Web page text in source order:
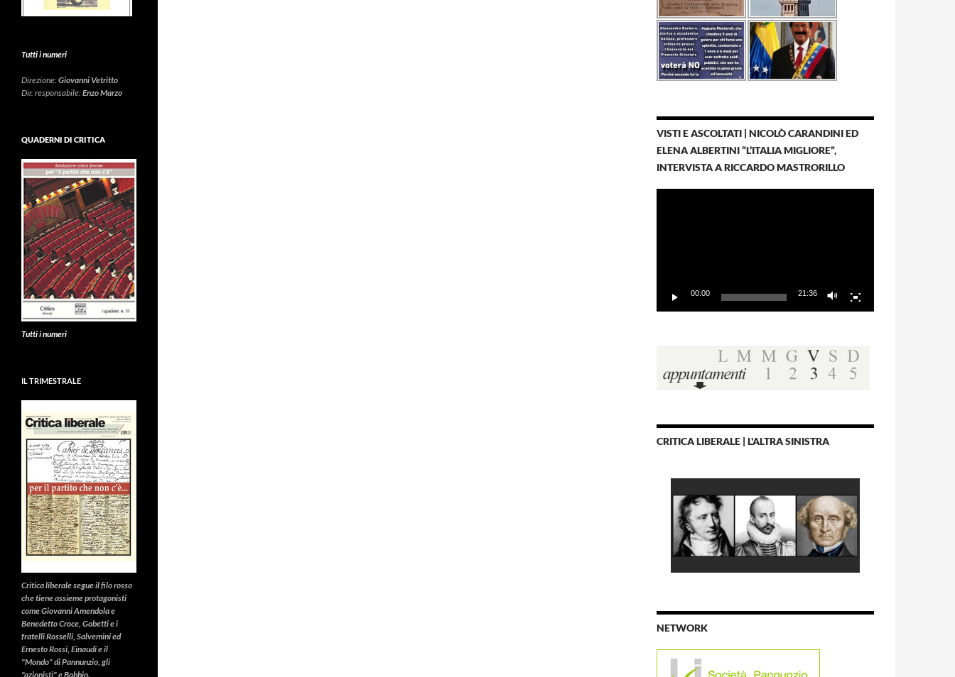
VISTI E ASCOLTATI | NICOLÒ CARANDINI ED
ELENA ALBERTINI “L’ITALIA MIGLIORE”,
INTERVISTA A RICCARDO MASTRORILLO
00:00 21:36
CRITICA LIBERALE | L'ALTRA SINISTRA
NETWORK
Tutti i numeri
Direzione:Giovanni Vetritto
Dir. responsabile:Enzo Marzo
QUADERNI DI CRITICA
Tutti i numeri
IL TRIMESTRALE
Critica liberalesegue il filo rosso
che tiene assieme protagonisti
come Giovanni Amendola e
Benedetto Croce, Gobetti e i
fratelli Rosselli, Salvemini ed
Ernesto Rossi, Einaudi e il
"Mondo" di Pannunzio, gli
"azionisti" e Bobbio.